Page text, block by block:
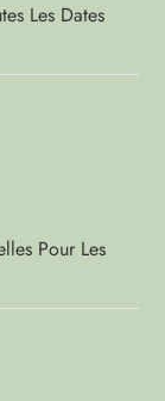
Les Dates
Pour Les